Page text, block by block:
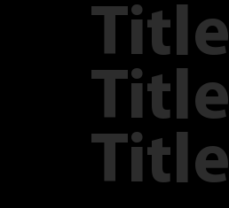
Title
Title
Title